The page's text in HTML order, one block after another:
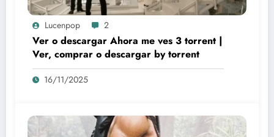
Lucenpop 2
Ver o descargar Ahora me ves 3 torrent |
Ver, comprar o descargar by torrent
16/11/2025